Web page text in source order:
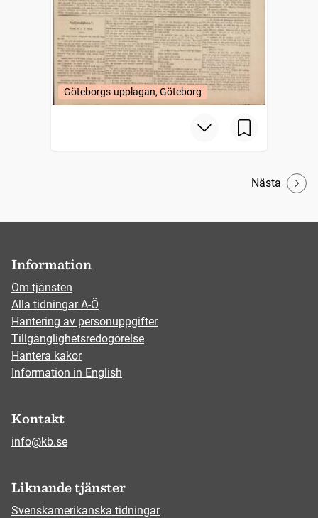
Göteborgs-upplagan, Göteborg
Nästa
Information
Om tjänsten
Alla tidningar A-Ö
Hantering av personuppgifter
Tillgänglighetsredogörelse
Hantera kakor
Information in English
Kontakt
info@kb.se
Liknande tjänster
Svenskamerikanska tidningar